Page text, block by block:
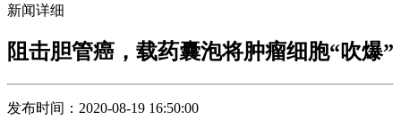
新闻详细
阻击胆管癌，载药囊泡将肿瘤细胞“吹爆”
发布时间：2020-08-19 16:50:00